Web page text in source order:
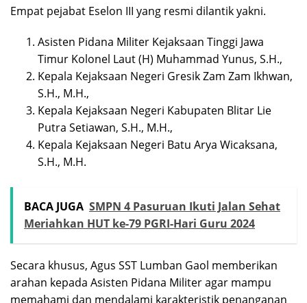
Empat pejabat Eselon III yang resmi dilantik yakni.
Asisten Pidana Militer Kejaksaan Tinggi Jawa
Timur Kolonel Laut (H) Muhammad Yunus, S.H.,
Kepala Kejaksaan Negeri Gresik Zam Zam Ikhwan,
S.H., M.H.,
Kepala Kejaksaan Negeri Kabupaten Blitar Lie
Putra Setiawan, S.H., M.H.,
Kepala Kejaksaan Negeri Batu Arya Wicaksana,
S.H., M.H.
BACA JUGA SMPN 4 Pasuruan Ikuti Jalan Sehat
Meriahkan HUT ke-79 PGRI-Hari Guru 2024
Secara khusus, Agus SST Lumban Gaol memberikan
arahan kepada Asisten Pidana Militer agar mampu
memahami dan mendalami karakteristik penanganan